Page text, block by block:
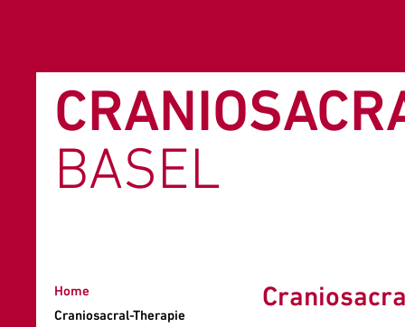
BASEL
Home
Craniosacral-Therapie